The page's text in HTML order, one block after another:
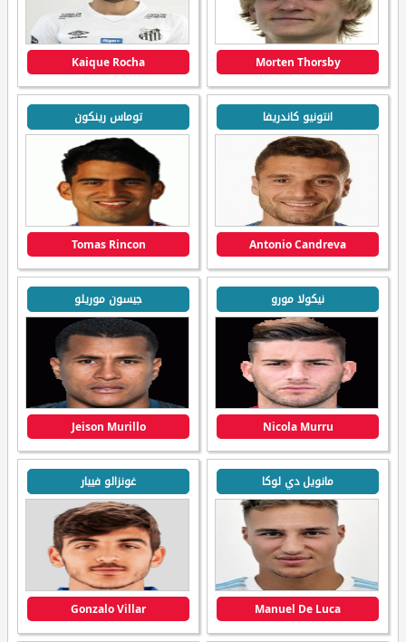
Morten Thorsby
Kaique Rocha
انتونيو كاندريفا
Antonio Candreva
توماس رينكون
Tomas Rincon
نيكولا مورو
Nicola Murru
جيسون موريلو
Jeison Murillo
مانويل دي لوكا
Manuel De Luca
غونزالو فييار
Gonzalo Villar